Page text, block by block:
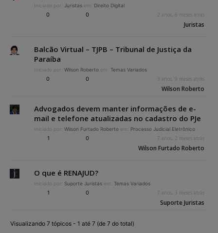
Iniciado por: Juristas em: Direito Digital
0 0 2 anos, 6 meses atrás
Juristas
Balcão Virtual – TJPB – Tribunal de Justiça da
Paraíba
Iniciado por: Wilson Roberto em: Temas Variados
0 0 3 anos, 9 meses atrás
Wilson Roberto
Advogados devem manter informações de e-
mail e telefone atualizadas no cadastro do PJe
Iniciado por: Wilson Furtado Roberto em: Processo Judicial Eletrônico
1 0 7 anos, 2 meses atrás
Wilson Furtado Roberto
O que é RENAJUD?
Iniciado por: Suporte Juristas em: Temas Variados
1 0 7 anos, 3 meses atrás
Suporte Juristas
Visualizando 7 tópicos - 1 até 7 (de 7 do total)